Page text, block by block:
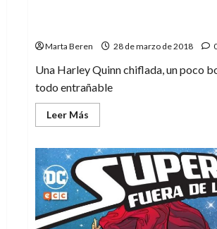
Marta Beren 28 de marzo de 2018
Una Harley Quinn chiflada, un poco
todo entrañable
Leer Más
más
Las
aventuras
Harley
Quinn,
seguimos
de
aniversario